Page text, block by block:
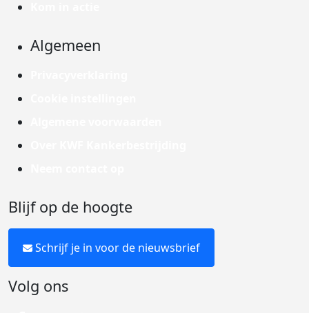
Algemeen
Blijf op de hoogte
Schrijf je in voor de nieuwsbrief
Volg ons